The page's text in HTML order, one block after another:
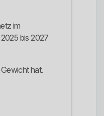
im
bis 2027
hat.